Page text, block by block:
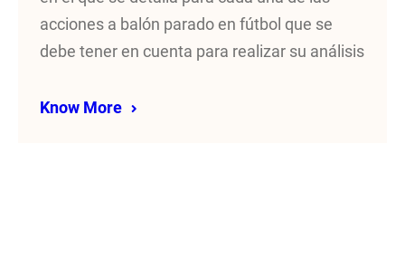
acciones a balón parado en fútbol que se
debe tener en cuenta para realizar su análisis
Know More